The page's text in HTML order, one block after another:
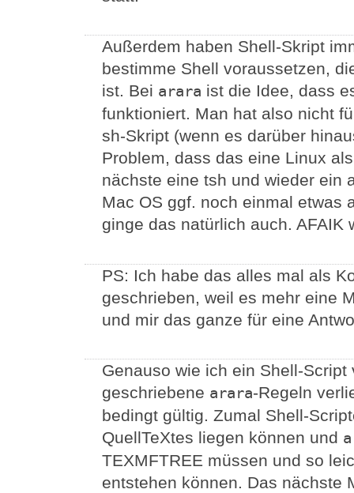
Außerdem haben Shell-Skript
bestimme Shell voraussetzen,
ist. Bei arara ist die Idee, dass
funktioniert. Man hat also nicht
sh-Skript (wenn es darüber
Problem, dass das eine Linux
nächste eine tsh und wieder ein
Mac OS ggf. noch einmal etwas
ginge das natürlich auch. AFAIK
PS: Ich habe das alles mal als
geschrieben, weil es mehr eine
und mir das ganze für eine
Genauso wie ich ein Shell-
geschriebene arara-Regeln
bedingt gültig. Zumal Shell-
QuellTeXtes liegen können und
TEXMFTREE müssen und so
entstehen können. Das nächste